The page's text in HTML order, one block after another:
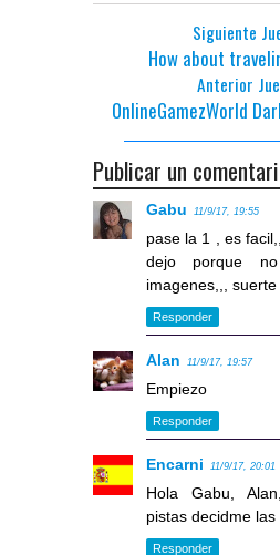
Siguiente
How about
Anterior
OnlineGamezWorld
Publicar un
Gabu 11/9/17, 19:55
pase la 1 , es
dejo porque
imagenes,,,
Responder
Alan 11/9/17, 19:57
Empiezo
Responder
Encarni 11/9/17, 20:01
Hola Gabu,
pistas decidme
Responder